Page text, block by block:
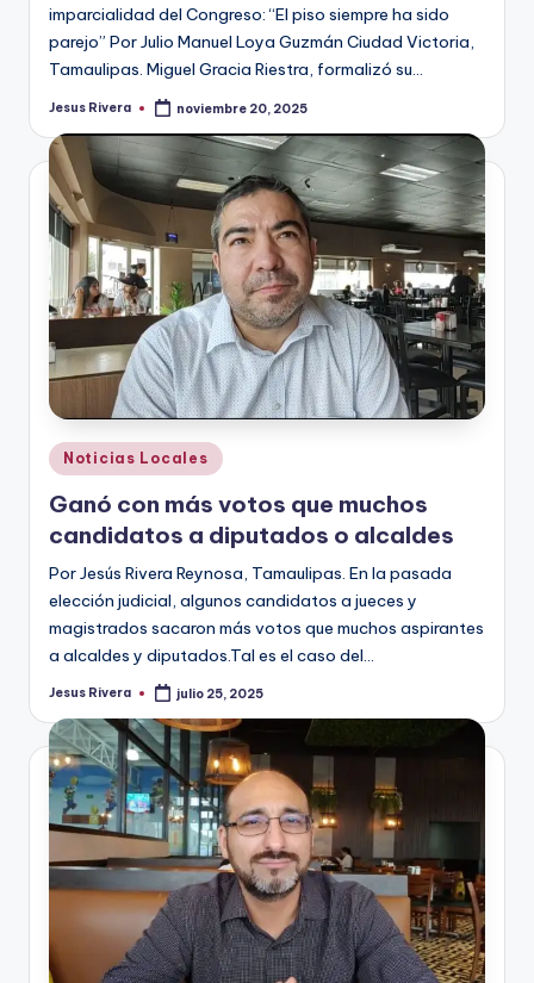
imparcialidad del Congreso: “El piso siempre ha sido
parejo” Por Julio Manuel Loya Guzmán Ciudad Victoria,
Tamaulipas. Miguel Gracia Riestra, formalizó su…
Publicado
Jesus Rivera noviembre 20, 2025
Publicado
en
Noticias Locales
Ganó con más votos que muchos
candidatos a diputados o alcaldes
Por Jesús Rivera Reynosa, Tamaulipas. En la pasada
elección judicial, algunos candidatos a jueces y
magistrados sacaron más votos que muchos aspirantes
a alcaldes y diputados.Tal es el caso del…
Publicado
Jesus Rivera julio 25, 2025